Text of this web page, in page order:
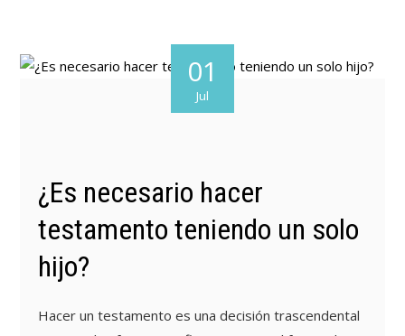
01
Jul
¿Es necesario hacer
testamento teniendo un solo
hijo?
Hacer un testamento es una decisión trascendental